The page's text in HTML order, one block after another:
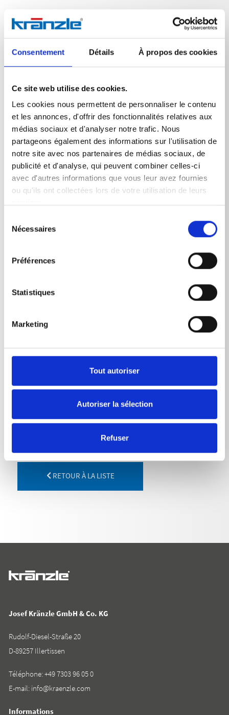
Consentement Détails À propos des cookies
Ce site web utilise des cookies.
Les cookies nous permettent de personnaliser le contenu
et les annonces, d'offrir des fonctionnalités relatives aux
médias sociaux et d'analyser notre trafic. Nous
partageons également des informations sur l'utilisation de
notre site avec nos partenaires de médias sociaux, de
publicité et d'analyse, qui peuvent combiner celles-ci
avec d'autres informations que vous leur avez fournies
ou qu'ils ont collectées lors de votre utilisation de leurs
Nécessaires
Préférences
Statistiques
Marketing
Tout autoriser
Autoriser la sélection
Refuser
Avec les tuyaux de nettoyage Kränzle, les tuyaux
d'évacuation ou les gouttières bouchés peuvent être
nettoyés facilement et rapidement. Grâce aux buses
dirigées vers l'arrière, le tuyau de nettoyage des
canalisations se tire lui-même dans la canalisation et
élimine l'obstruction. Au choix, avec et sans alésage
Données techniques
DONNÉES TECHNIQUES
Poids
0,799kg
Flexible de nettoyage de canalisation 20 m
1,47kg
Flexible de nettoyage de canalisation 25 m1,835kg
Flexible de nettoyage de canalisation 30
RETOUR À LA LISTE
Josef Kränzle GmbH & Co. KG
Rudolf-Diesel-Straße 20
D-89257 Illertissen
Téléphone:+49 7303 96 05 0
E-mail: info@kraenzle.com
Informations